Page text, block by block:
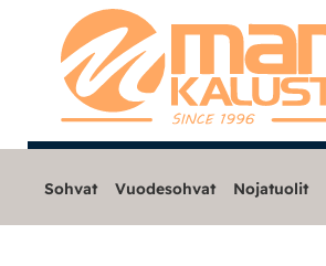
Sohvat Vuodesohvat Nojatuolit